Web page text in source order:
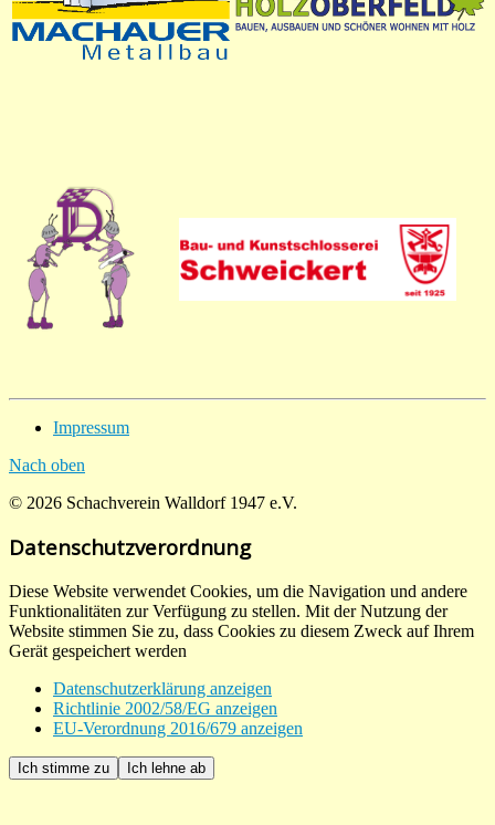
Impressum
Nach oben
© 2026 Schachverein Walldorf 1947 e.V.
Datenschutzverordnung
Diese Website verwendet Cookies, um die Navigation und andere
Funktionalitäten zur Verfügung zu stellen. Mit der Nutzung der
Website stimmen Sie zu, dass Cookies zu diesem Zweck auf Ihrem
Gerät gespeichert werden
Datenschutzerklärung anzeigen
Richtlinie 2002/58/EG anzeigen
EU-Verordnung 2016/679 anzeigen
Ich stimme zu Ich lehne ab